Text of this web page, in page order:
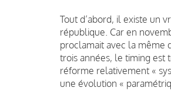
Tout d’abord, il existe un
république. Car en
proclamait avec la même
trois années, le timing est
réforme relativement «
une évolution «